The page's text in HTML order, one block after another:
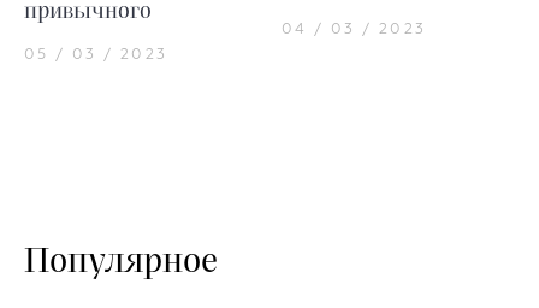
привычного
05 / 03 / 2023
04 / 03 / 2023
Популярное